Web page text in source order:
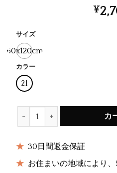
¥
サイズ
60x120cm
カラー
21
Kids Cartoon Hooded Poncho
カ
30日間返金保証
お住まいの地域により、